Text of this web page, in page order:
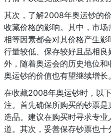
其次，了解2008年奥运钞的
收藏价格的影响。其中，市
相等因素都会对其价格产生
行量较低、保存较好且品相
外，随着奥运会的历史地位
奥运钞的价值也有望继续增长。
在收藏2008年奥运钞时，以
注。首先确保所购买的钞票
造品。建议在购买时寻求专
道。其次，妥善保存钞票也